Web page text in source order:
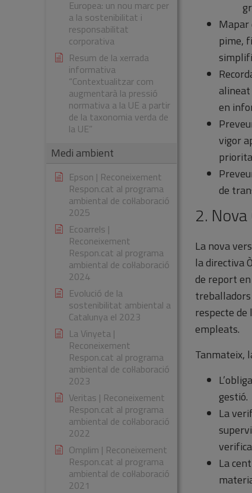
Europea: un nou marc per
a la sostenibilitat i
responsabilitat
corporativa
Resum de la xerrada
informativa
“Contextualitzar com
augmentarà la pressió
normativa a la UE a partir
de la taxonomia verda de
la UE”
Medi ambient
Epson | Reconeixement
Respon.cat al programa
ambiental de col·laboració
2025
Ecoarrels |
Reconeixement
Respon.cat al programa
ambiental de col·laboració
2024
Evolució de la
sostenibilitat ambiental a
Catalunya el 2023
La Vinyeta |
Reconeixement
Respon.cat al programa
ambiental de col·laboració
2023
Veritas | Reconeixement
Respon.cat al programa
ambiental de col·laboració
2022
Omplim | Reconeixement
Respon.cat al programa
ambiental de col·laboració
2021
Mapar
pime,
alineat
en
vigor
de
2.
La nova
la directiva
de report
treballadors
respecte de
empleats.
Tanmateix,
gestió.
La
La